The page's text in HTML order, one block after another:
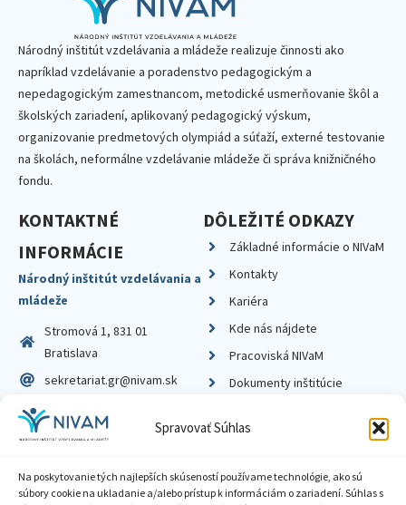
Spravovať Súhlas
Na poskytovanie tých najlepších skúseností používame technológie, ako sú
súbory cookie na ukladanie a/alebo prístup k informáciám o zariadení. Súhlas s
Národný inštitút vzdelávania a mládeže realizuje činnosti ako
napríklad vzdelávanie a poradenstvo pedagogickým a
nepedagogickým zamestnancom, metodické usmerňovanie škôl a
školských zariadení, aplikovaný pedagogický výskum,
organizovanie predmetových olympiád a súťaží, externé testovanie
na školách, neformálne vzdelávanie mládeže či správa knižničného
fondu.
KONTAKTNÉ
INFORMÁCIE
Národný inštitút vzdelávania a
mládeže
Stromová 1, 831 01
Bratislava
sekretariat.gr@nivam.sk
IČO: 00164348
DIČ: 2020798714
DÔLEŽITÉ ODKAZY
Základné informácie o NIVaM
Kontakty
Kariéra
Kde nás nájdete
Pracoviská NIVaM
Dokumenty inštitúcie